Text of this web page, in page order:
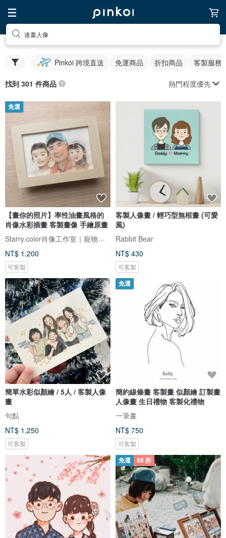
速畫人像
Pinkoi 跨境直送 免運商品 折扣商品 客製服務
找到 301 件商品 熱門程度優先
免運
【畫你的照片】率性油畫風格的
肖像水彩插畫 客製畫像 手繪原畫
Starry.color肖像工作室｜寵物畫｜人像畫｜客製訂製
NT$ 1,200
可客製
客製人像畫 / 輕巧型無框畫 (可愛
風)
Rabbit Bear
NT$ 430
可客製
簡單水彩似顏繪 / 5人 / 客製人像
畫
句點
NT$ 1,250
可客製
免運
簡約線條畫 客製畫 似顏繪 訂製畫
人像畫 生日禮物 客製化禮物
一筆畫
NT$ 750
可客製
免運 88 折